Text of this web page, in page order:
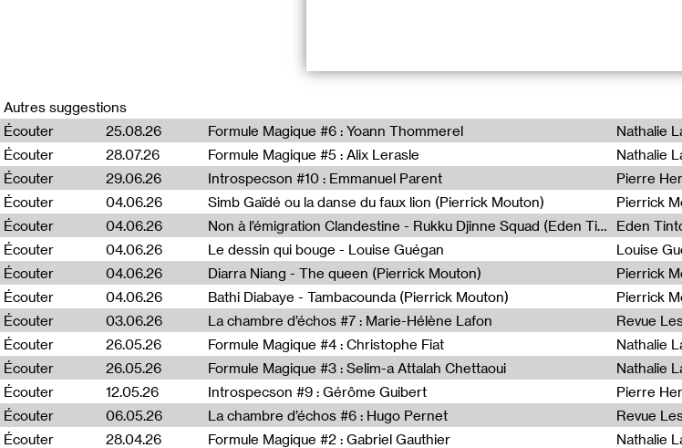
Dit voir est un programme court proposé par Sally Bonn
Sally Bonn est maître de conférences en Esthétique à
commissaire d’exposition. Elle dirige la collection d’écrits
éditions Macula. Son dernier ouvrage paru :
Écrire, écrire,
Un programme proposé par Sally Bonn pour *Duuu
En relation
Dit voir #58 Anne-Lise Broyer
Dit voir #56 : Henri Lefebvre
Dit voir #60 : Alban Lefranc
Dit voir #57 : Nathalie Koble
Dit voir #59 : Sandra Moussempès
Autres suggestions
Écouter
25.08.26 Formule Magique #6 : Yoann Thommerel Nathalie
Écouter
28.07.26 Formule Magique #5 : Alix Lerasle Nathalie
Écouter
29.06.26 Introspecson #10 : Emmanuel Parent Pierre
Écouter
04.06.26 Simb Gaïdé ou la danse du faux lion (Pierrick Mouton) Pierrick
Écouter
04.06.26 Non à l’émigration Clandestine - Rukku Djinne Squad (Eden Tinto Collins) Eden
Écouter
04.06.26 Le dessin qui bouge - Louise Guégan Louise
Écouter
04.06.26 Diarra Niang - The queen (Pierrick Mouton) Pierrick
Écouter
04.06.26 Bathi Diabaye - Tambacounda (Pierrick Mouton) Pierrick
Écouter
03.06.26 La chambre d’échos #7 : Marie-Hélène Lafon Revue
Écouter
26.05.26 Formule Magique #4 : Christophe Fiat Nathalie
Écouter
26.05.26 Formule Magique #3 : Selim-a Attalah Chettaoui Nathalie
Écouter
12.05.26 Introspecson #9 : Gérôme Guibert Pierre
Écouter
06.05.26 La chambre d’échos #6 : Hugo Pernet Revue
Écouter
28.04.26 Formule Magique #2 : Gabriel Gauthier Nathalie